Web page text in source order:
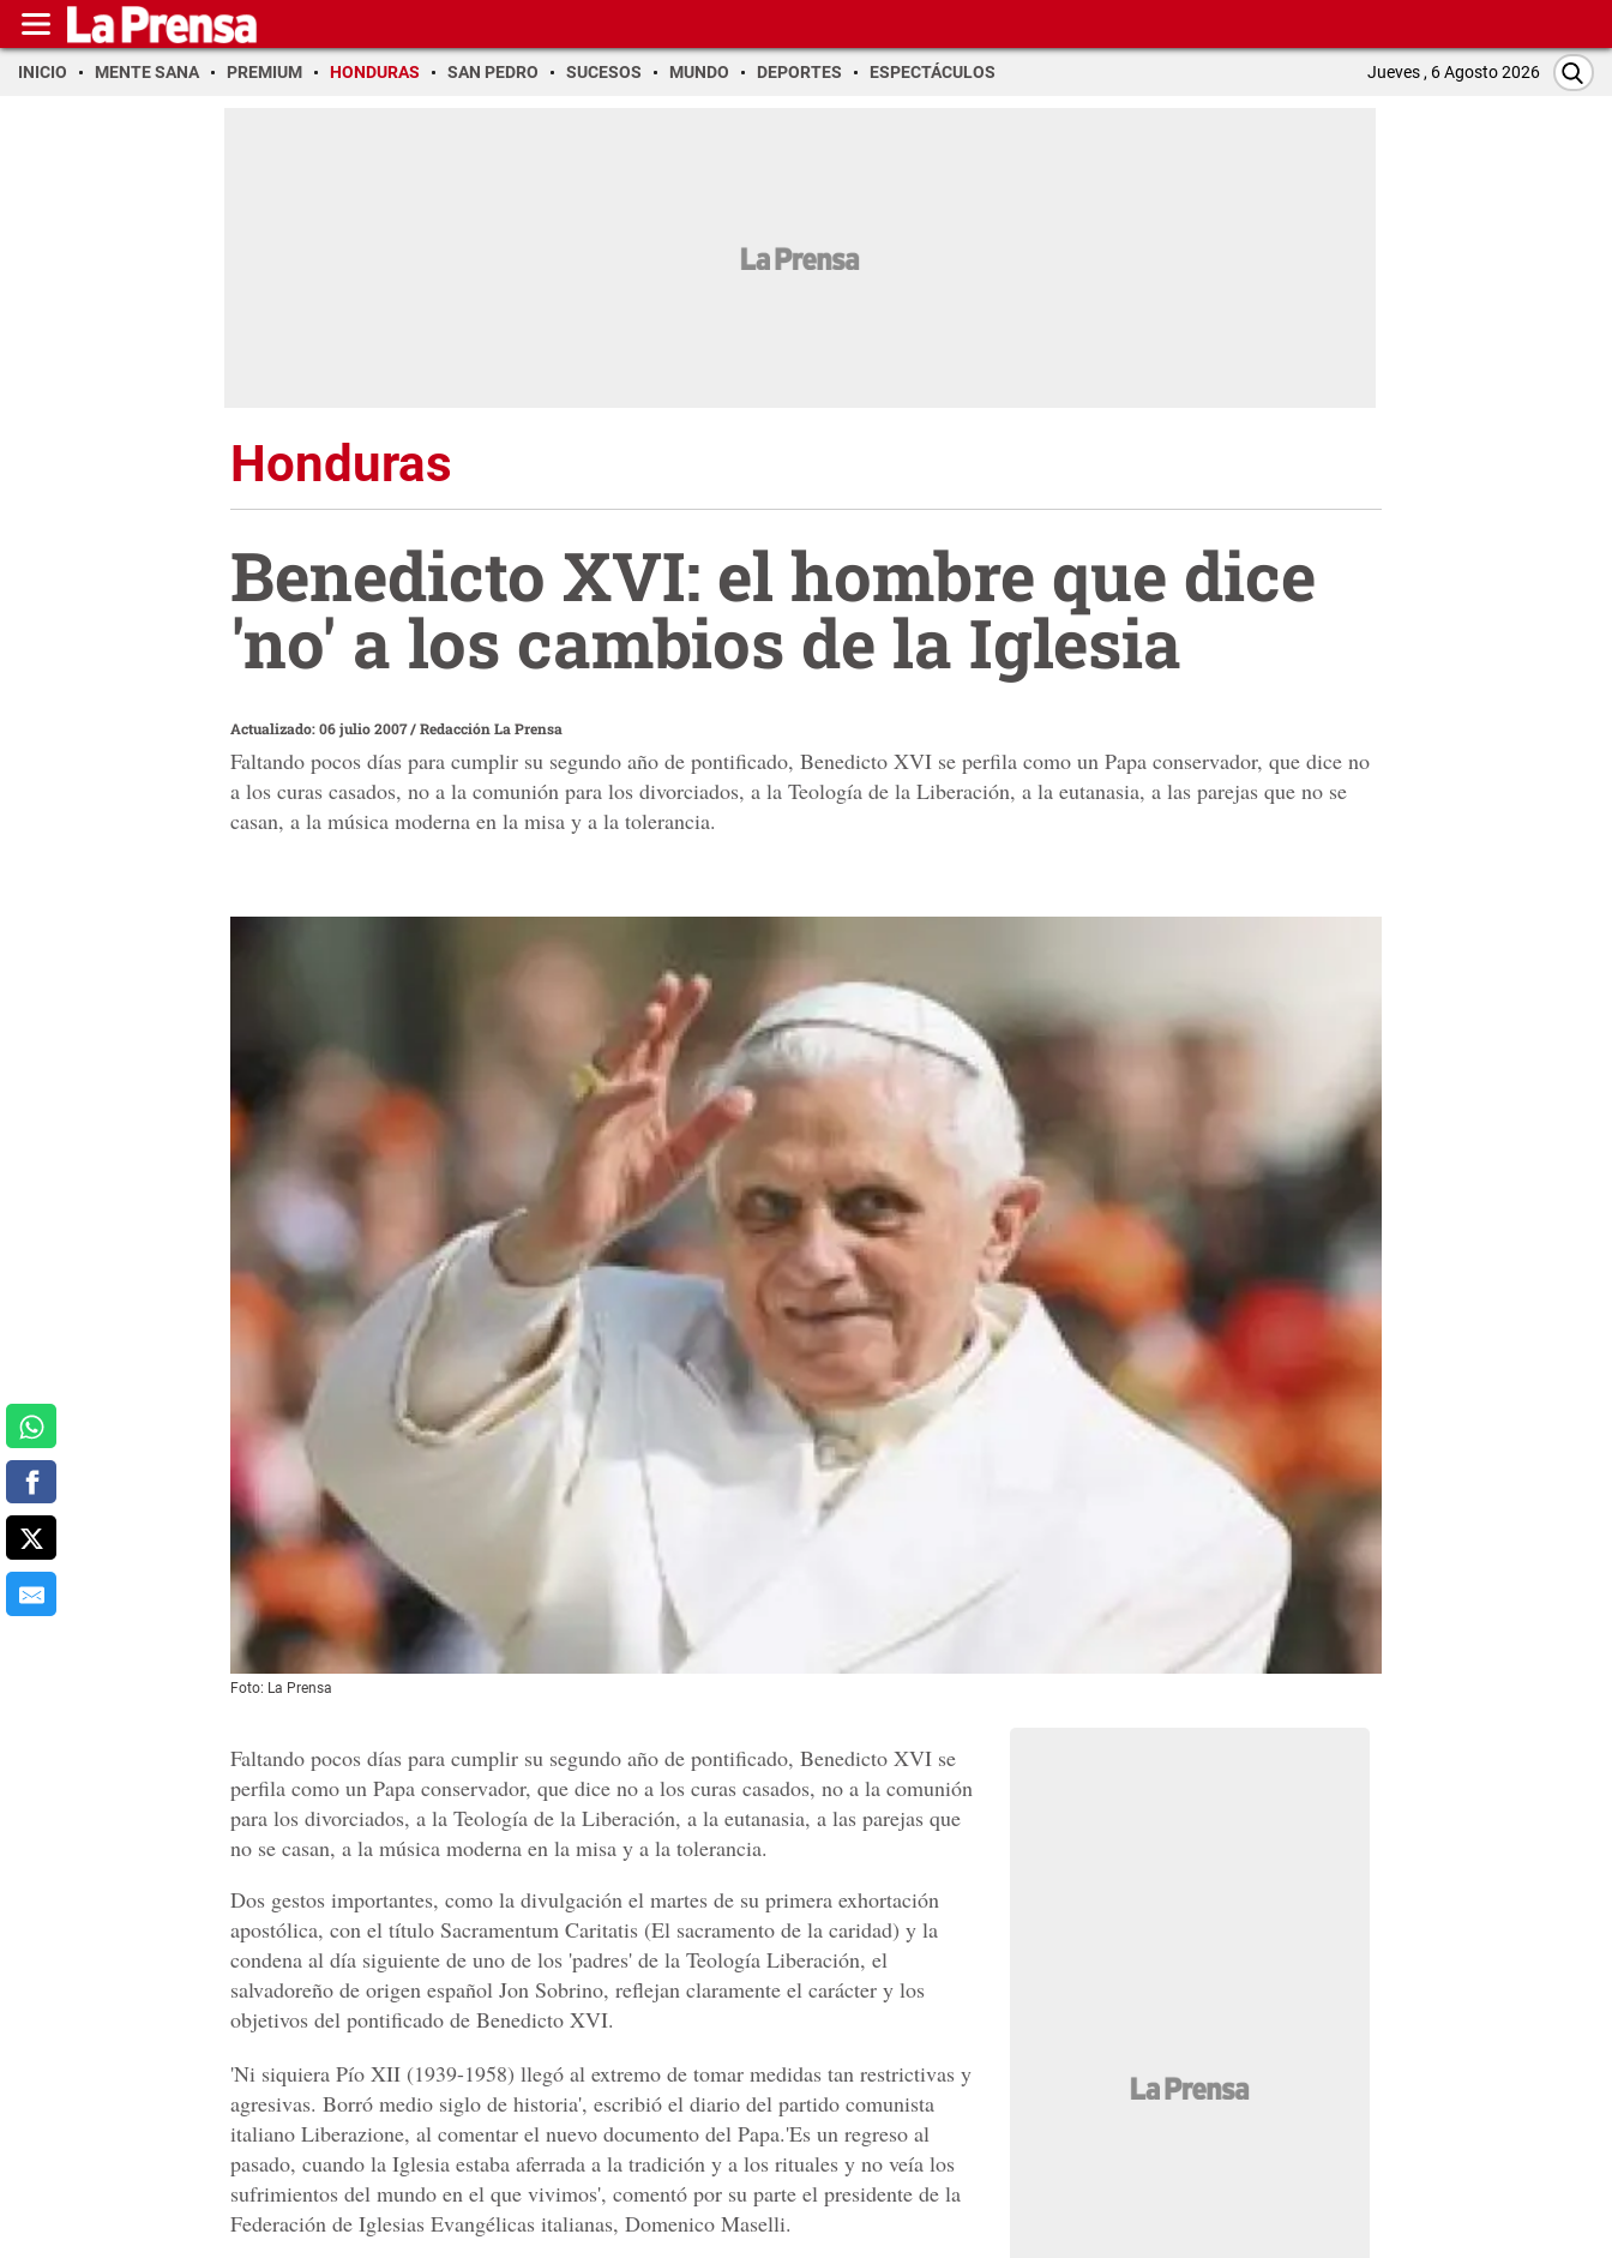
INICIO MENTE SANA PREMIUM HONDURAS SAN PEDRO SUCESOS MUNDO DEPORTES ESPECTÁCULOS Jueves , 6 Agosto 2026
Honduras
Benedicto XVI: el hombre que dice
'no' a los cambios de la Iglesia
Actualizado: 06 julio 2007/Redacción La Prensa
Faltando pocos días para cumplir su segundo año de pontificado, Benedicto XVI se perfila como un Papa conservador, que dice no
a los curas casados, no a la comunión para los divorciados, a la Teología de la Liberación, a la eutanasia, a las parejas que no se
casan, a la música moderna en la misa y a la tolerancia.
Foto: La Prensa
Faltando pocos días para cumplir su segundo año de pontificado, Benedicto XVI se
perfila como un Papa conservador, que dice no a los curas casados, no a la comunión
para los divorciados, a la Teología de la Liberación, a la eutanasia, a las parejas que
no se casan, a la música moderna en la misa y a la tolerancia.
Dos gestos importantes, como la divulgación el martes de su primera exhortación
apostólica, con el título Sacramentum Caritatis (El sacramento de la caridad) y la
condena al día siguiente de uno de los 'padres' de la Teología Liberación, el
salvadoreño de origen español Jon Sobrino, reflejan claramente el carácter y los
objetivos del pontificado de Benedicto XVI.
'Ni siquiera Pío XII (1939-1958) llegó al extremo de tomar medidas tan restrictivas y
agresivas. Borró medio siglo de historia', escribió el diario del partido comunista
italiano Liberazione, al comentar el nuevo documento del Papa.'Es un regreso al
pasado, cuando la Iglesia estaba aferrada a la tradición y a los rituales y no veía los
sufrimientos del mundo en el que vivimos', comentó por su parte el presidente de la
Federación de Iglesias Evangélicas italianas, Domenico Maselli.